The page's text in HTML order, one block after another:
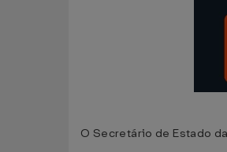
O Secretário de Estado